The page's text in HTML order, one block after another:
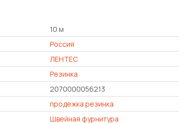
10 м
Россия
ЛЕНТЕС
Резинка
2070000056213
продежка резинка
Швейная фурнитура